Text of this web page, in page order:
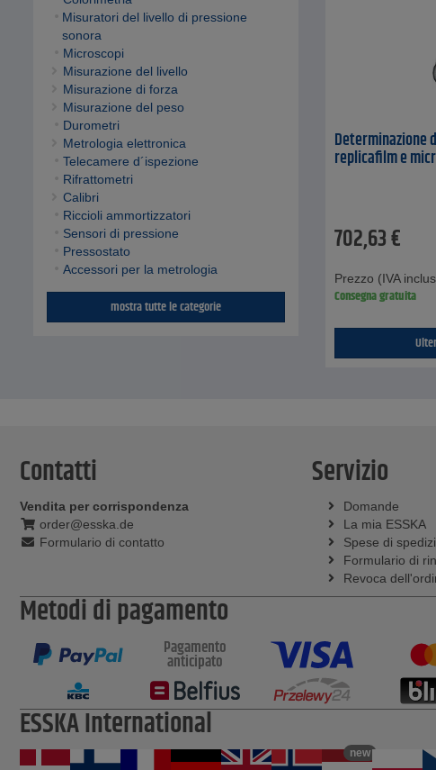
Misuratori del livello di pressione
sonora
Microscopi
Misurazione del livello
Misurazione di forza
Misurazione del peso
Durometri
Metrologia elettronica
Telecamere d´ispezione
Rifrattometri
Calibri
Riccioli ammortizzatori
Sensori di pressione
Pressostato
Accessori per la metrologia
mostra tutte le categorie
Determinazione
replicafilm e
702,63€
Prezzo (IVA
Consegna gratuita
Contatti
Vendita per corrispondenza
order@esska.de
Formulario di contatto
Servizio
Domande
La mia ESSKA
Spese di
Formulario di
Revoca
Metodi di pagamento
Pagamento
anticipato
ESSKA International
new